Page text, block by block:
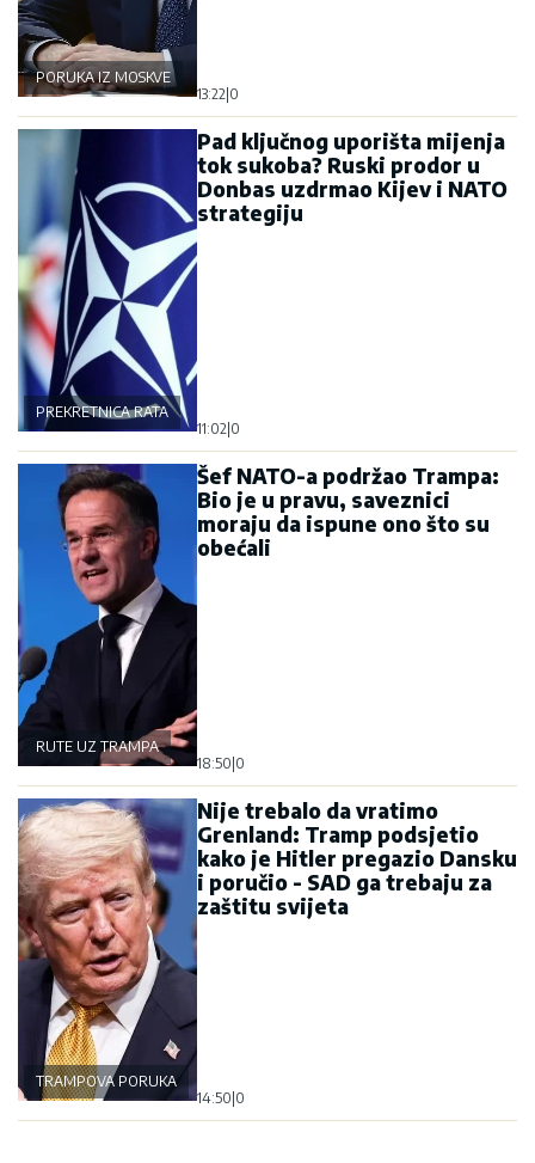
PORUKA IZ MOSKVE
13:22 0
PREKRETNICA RATA
Pad ključnog uporišta mijenja
tok sukoba? Ruski prodor u
Donbas uzdrmao Kijev i NATO
strategiju
11:02 0
RUTE UZ TRAMPA
Šef NATO-a podržao Trampa:
Bio je u pravu, saveznici
moraju da ispune ono što su
obećali
18:50 0
TRAMPOVA PORUKA
Nije trebalo da vratimo
Grenland: Tramp podsjetio
kako je Hitler pregazio Dansku
i poručio - SAD ga trebaju za
zaštitu svijeta
14:50 0